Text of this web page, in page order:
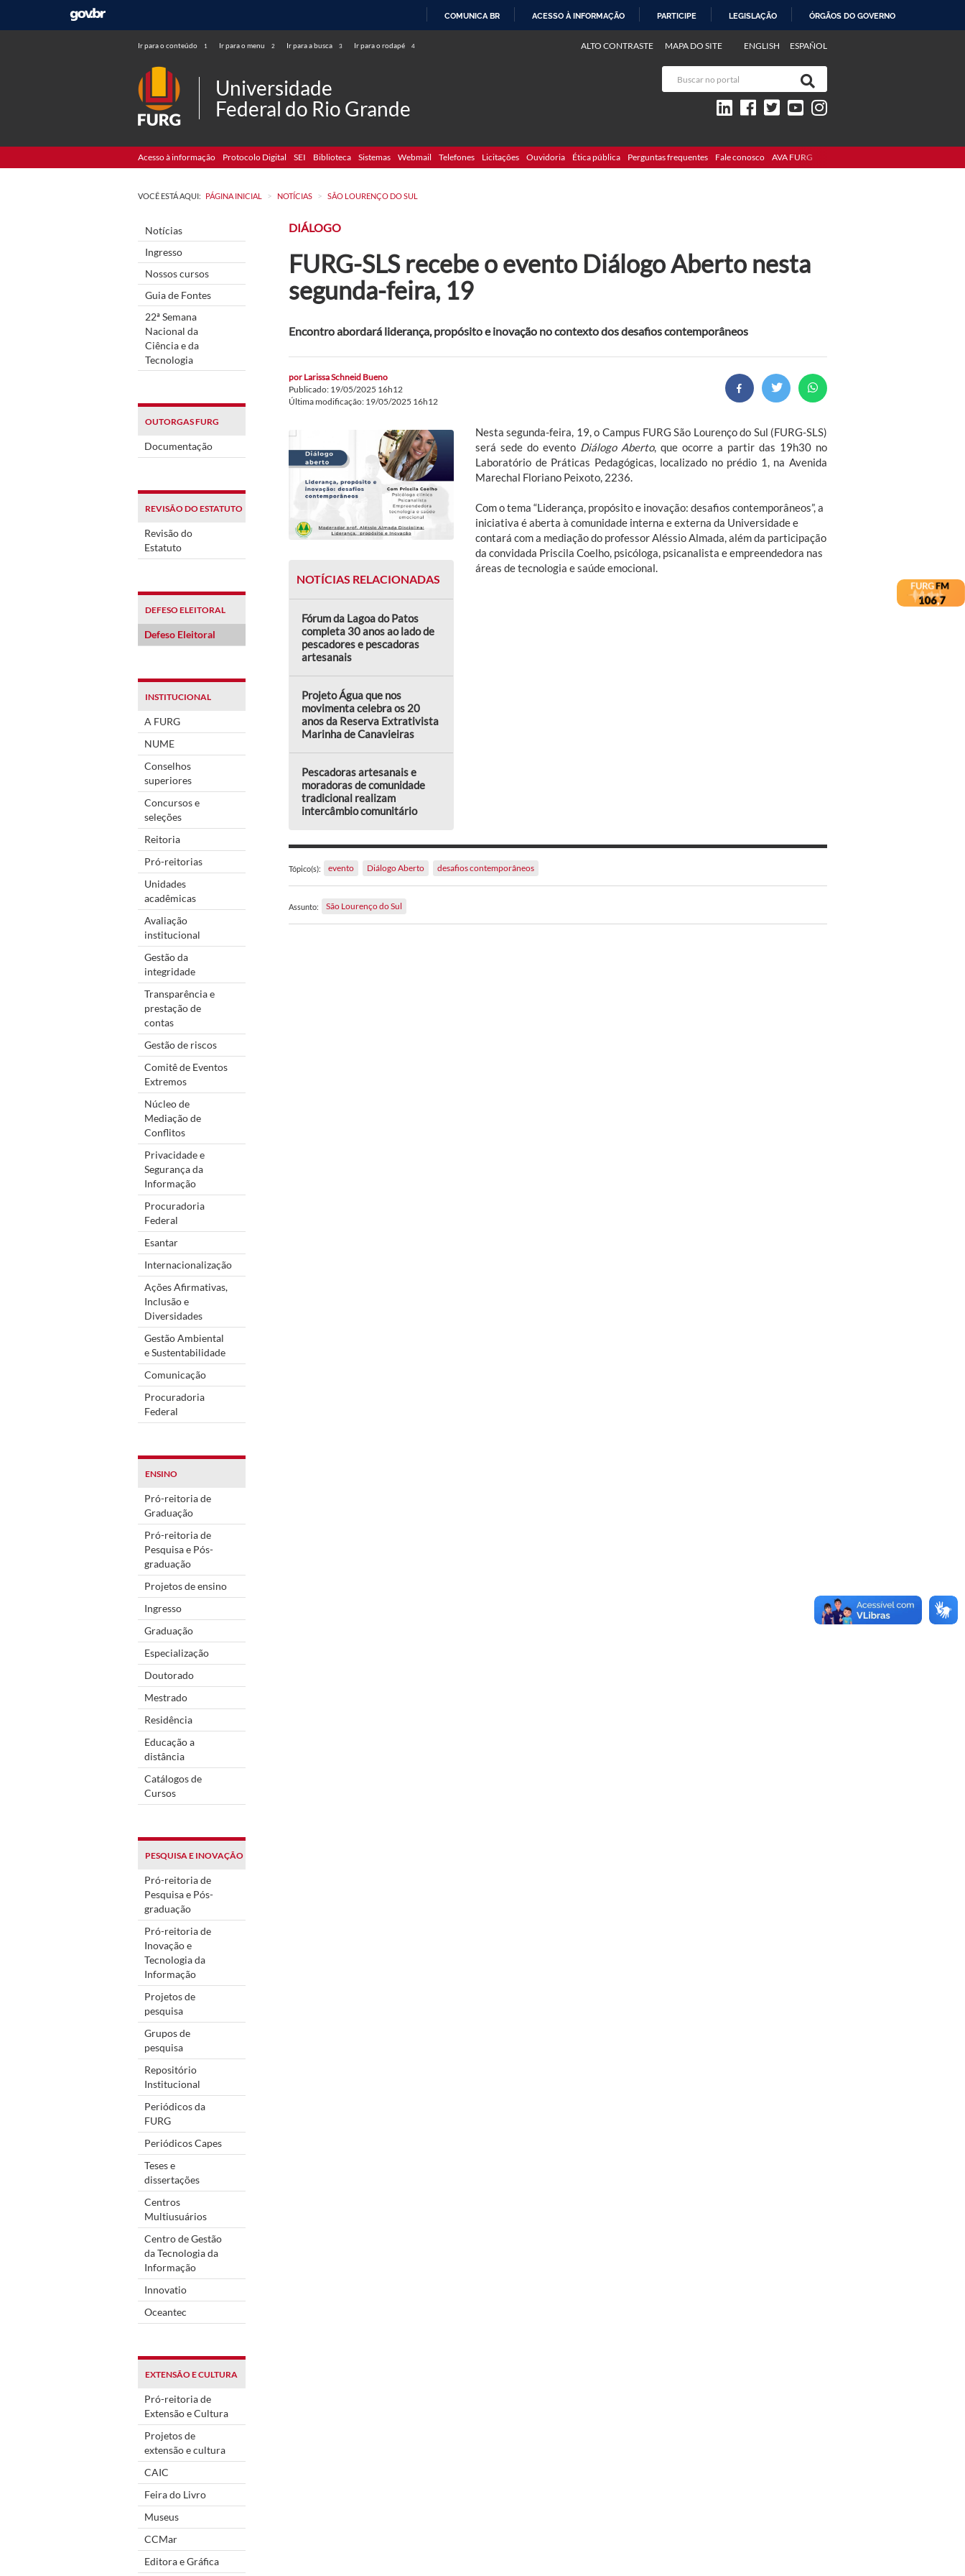
COMUNICA BR ACESSO À INFORMAÇÃO PARTICIPE LEGISLAÇÃO ÓRGÃOS DO GOVERNO
Ir para o conteúdo 1 Ir para o menu 2 Ir para a busca 3 Ir para o rodapé 4 ENGLISH ESPAÑOL
ALTO CONTRASTE MAPA DO SITE
Universidade
Federal do Rio Grande
Acesso à informação Protocolo Digital SEI Biblioteca Sistemas Webmail Telefones Licitações Ouvidoria Ética pública Perguntas frequentes Fale conosco AVA FURG
VOCÊ ESTÁ AQUI: PÁGINA INICIAL > NOTÍCIAS > SÃO LOURENÇO DO SUL
Notícias
Ingresso
Nossos cursos
Guia de Fontes
22ª Semana
Nacional da
Ciência e da
Tecnologia
OUTORGAS FURG
Documentação
REVISÃO DO ESTATUTO
Revisão do
Estatuto
DEFESO ELEITORAL
Defeso Eleitoral
INSTITUCIONAL
A FURG
NUME
Conselhos
superiores
Concursos e
seleções
Reitoria
Pró-reitorias
Unidades
acadêmicas
Avaliação
institucional
Gestão da
integridade
Transparência e
prestação de
contas
Gestão de riscos
Comitê de Eventos
Extremos
Núcleo de
Mediação de
Conflitos
Privacidade e
Segurança da
Informação
Procuradoria
Federal
Esantar
Internacionalização
Ações Afirmativas,
Inclusão e
Diversidades
Gestão Ambiental
e Sustentabilidade
Comunicação
Procuradoria
Federal
ENSINO
Pró-reitoria de
Graduação
Pró-reitoria de
Pesquisa e Pós-
graduação
Projetos de ensino
Ingresso
Graduação
Especialização
Doutorado
Mestrado
Residência
Educação a
distância
Catálogos de
Cursos
PESQUISA E INOVAÇÃO
Pró-reitoria de
Pesquisa e Pós-
graduação
Pró-reitoria de
Inovação e
Tecnologia da
Informação
Projetos de
pesquisa
Grupos de
pesquisa
Repositório
Institucional
Periódicos da
FURG
Periódicos Capes
Teses e
dissertações
Centros
Multiusuários
Centro de Gestão
da Tecnologia da
Informação
Innovatio
Oceantec
EXTENSÃO E CULTURA
Pró-reitoria de
Extensão e Cultura
Projetos de
extensão e cultura
CAIC
Feira do Livro
Museus
CCMar
Editora e Gráfica
DIÁLOGO
FURG-SLS recebe o evento Diálogo Aberto nesta
segunda-feira, 19
Encontro abordará liderança, propósito e inovação no contexto dos desafios contemporâneos
por Larissa Schneid Bueno
Publicado: 19/05/2025 16h12
Última modificação: 19/05/2025 16h12
Nesta segunda-feira, 19, o Campus FURG São Lourenço do Sul (FURG-SLS)
será sede do evento Diálogo Aberto, que ocorre a partir das 19h30 no
Laboratório de Práticas Pedagógicas, localizado no prédio 1, na Avenida
Marechal Floriano Peixoto, 2236.
NOTÍCIAS RELACIONADAS
Fórum da Lagoa do Patos
completa 30 anos ao lado de
pescadores e pescadoras
artesanais
Projeto Água que nos
movimenta celebra os 20
anos da Reserva Extrativista
Marinha de Canavieiras
Pescadoras artesanais e
moradoras de comunidade
tradicional realizam
intercâmbio comunitário
Com o tema “Liderança, propósito e inovação: desafios contemporâneos”, a
iniciativa é aberta à comunidade interna e externa da Universidade e
contará com a mediação do professor Aléssio Almada, além da participação
da convidada Priscila Coelho, psicóloga, psicanalista e empreendedora nas
áreas de tecnologia e saúde emocional.
Tópico(s): evento Diálogo Aberto desafios contemporâneos
Assunto: São Lourenço do Sul